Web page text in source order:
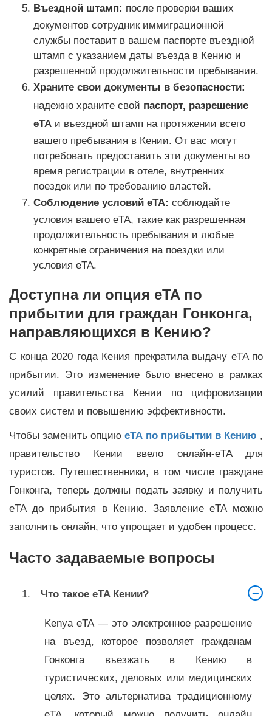
Въездной штамп: после проверки ваших
документов сотрудник иммиграционной
службы поставит в вашем паспорте въездной
штамп с указанием даты въезда в Кению и
разрешенной продолжительности пребывания.
Храните свои документы в безопасности:
надежно храните свой паспорт, разрешение
eTA и въездной штамп на протяжении всего
вашего пребывания в Кении. От вас могут
потребовать предоставить эти документы во
время регистрации в отеле, внутренних
поездок или по требованию властей.
Соблюдение условий eTA: соблюдайте
условия вашего eTA, такие как разрешенная
продолжительность пребывания и любые
конкретные ограничения на поездки или
условия eTA.
Доступна ли опция eTA по
прибытии для граждан Гонконга,
направляющихся в Кению?
С конца 2020 года Кения прекратила выдачу eTA по
прибытии. Это изменение было внесено в рамках
усилий правительства Кении по цифровизации
своих систем и повышению эффективности.
Чтобы заменить опциюeTA по прибытии в Кению ,
правительство Кении ввело онлайн-eTA для
туристов. Путешественники, в том числе граждане
Гонконга, теперь должны подать заявку и получить
eTA до прибытия в Кению. Заявление eTA можно
заполнить онлайн, что упрощает и удобен процесс.
Часто задаваемые вопросы
Что такое eTA Кении?
Kenya eTA — это электронное разрешение
на въезд, которое позволяет гражданам
Гонконга въезжать в Кению в
туристических, деловых или медицинских
целях. Это альтернатива традиционному